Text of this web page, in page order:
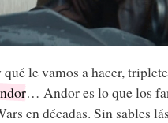
le vamos a hacer,
… Andor es lo que los
en décadas. Sin sables